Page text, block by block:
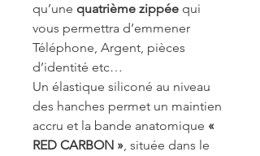
qu’une quatrième zippée qui
vous permettra d’emmener
Téléphone, Argent, pièces
d’identité etc…
Un élastique siliconé au niveau
des hanches permet un maintien
accru et la bande anatomique «
RED CARBON », située dans le